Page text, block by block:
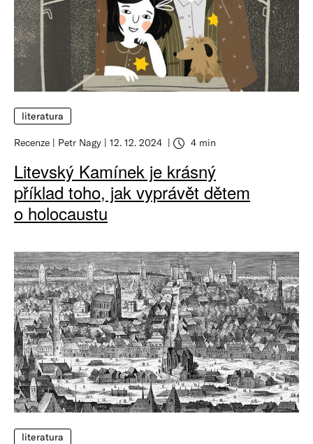
literatura
Recenze Petr Nagy 12. 12. 2024 4 min
Litevský Kamínek je krásný
příklad toho, jak vyprávět dětem
o holocaustu
literatura